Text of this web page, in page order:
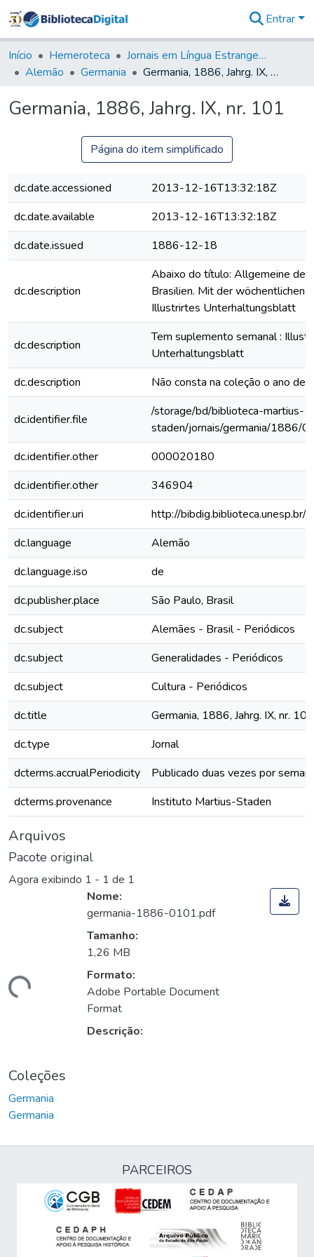
&
Coleções
Tudo na
Digital
Entrar
Início Hemeroteca
Jornais em Língua Estrangeira
Alemão
Germania Germania, 1886, Jahrg. IX, nr. 101
Germania, 1886, Jahrg. IX, nr. 101
Página do item simplificado
dc.date.accessioned
2013-12-16T13:32:18Z
dc.date.available
2013-12-16T13:32:18Z
dc.date.issued
1886-12-18
dc.description
Abaixo do título: Allgemeine
Brasilien. Mit der wöchentlichen
Illustrirtes Unterhaltungsblatt
dc.description
Tem suplemento semanal :
Unterhaltungsblatt
dc.description
Não consta na coleção o ano de
dc.identifier.file
/storage/bd/biblioteca-martius-
staden/jornais/germania/1886/
dc.identifier.other
000020180
dc.identifier.other
346904
dc.identifier.uri
http://
dc.language
Alemão
dc.language.iso
de
dc.publisher.place
São Paulo, Brasil
dc.subject
Alemães - Brasil - Periódicos
dc.subject
Generalidades - Periódicos
dc.subject
Cultura - Periódicos
dc.title
Germania, 1886, Jahrg. IX, nr. 101
dc.type
Jornal
dcterms.accrualPeriodicity
Publicado duas vezes por
dcterms.provenance
Instituto Martius-Staden
Arquivos
Pacote original
Agora exibindo 1 - 1 de 1
Nome:
germania-1886-0101.pdf
Tamanho:
1,26 MB
Formato:
Adobe Portable Document
Format
Descrição:
Coleções
Germania
Germania
PARCEIROS